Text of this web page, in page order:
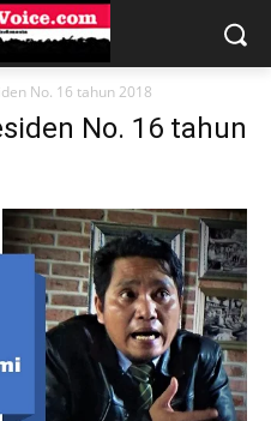
No. 16 tahun 2018
No. 16 tahun